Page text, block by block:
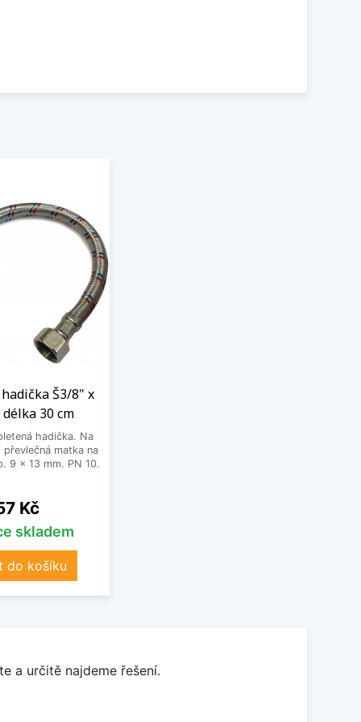
Š3/8" x
30 cm
hadička. Na
převlečná matka na
9 x 13 mm. PN 10.
Kč
skladem
do košíku
a určitě najdeme řešení.